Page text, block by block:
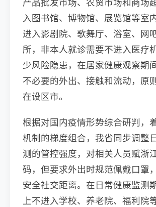
入图书馆、博物馆、展览馆等室
进入影剧院、歌舞厅、浴室、网
所，非本人就诊需要不进入医疗
少风险隐患，在居家健康观察期
不必要的外出、接触和流动，原
在设区市。
根据对国内疫情形势综合研判，
机制的梯度组合，我省同步调整
测的管控强度，对相关人员赋浙
码，但要求外出时规范佩戴口罩
安全社交距离。在日常健康监测
上不进入学校、养老院、福利院